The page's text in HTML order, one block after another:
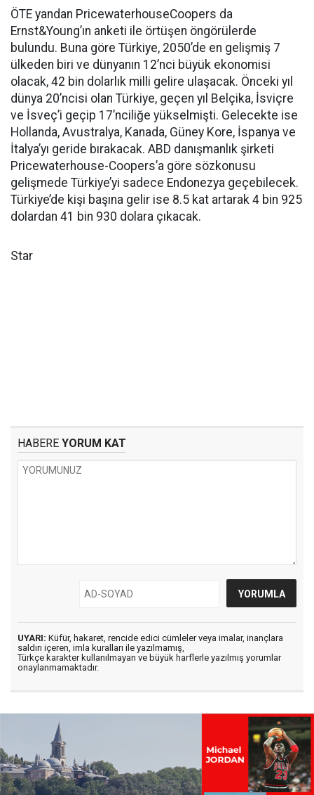
ÖTE yandan PricewaterhouseCoopers da
Ernst&Young’ın anketi ile örtüşen öngörülerde
bulundu. Buna göre Türkiye, 2050’de en gelişmiş 7
ülkeden biri ve dünyanın 12’nci büyük ekonomisi
olacak, 42 bin dolarlık milli gelire ulaşacak. Önceki yıl
dünya 20’ncisi olan Türkiye, geçen yıl Belçika, İsviçre
ve İsveç’i geçip 17’nciliğe yükselmişti. Gelecekte ise
Hollanda, Avustralya, Kanada, Güney Kore, İspanya ve
İtalya’yı geride bırakacak. ABD danışmanlık şirketi
Pricewaterhouse-Coopers’a göre sözkonusu
gelişmede Türkiye’yi sadece Endonezya geçebilecek.
Türkiye’de kişi başına gelir ise 8.5 kat artarak 4 bin 925
dolardan 41 bin 930 dolara çıkacak.
Star
HABERE YORUM KAT
UYARI: Küfür, hakaret, rencide edici cümleler veya imalar, inançlara
saldırı içeren, imla kuralları ile yazılmamış,
Türkçe karakter kullanılmayan ve büyük harflerle yazılmış yorumlar
onaylanmamaktadır.